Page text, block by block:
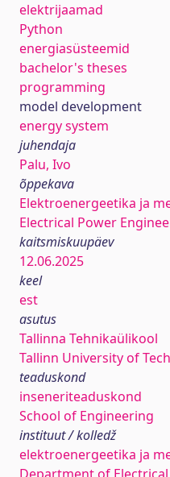
elektrijaamad
Python
energiasüsteemid
bachelor's theses
programming
model development
energy system
juhendaja
Palu, Ivo
õppekava
Elektroenergeetika ja
Electrical Power
kaitsmiskuupäev
12.06.2025
keel
est
asutus
Tallinna Tehnikaülikool
Tallinn University of
teaduskond
inseneriteaduskond
School of Engineering
instituut / kolledž
elektroenergeetika ja